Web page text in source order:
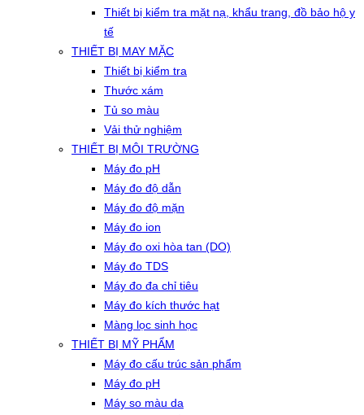
Thiết bị kiểm tra mặt nạ, khẩu trang, đồ bảo hộ y
tế
THIẾT BỊ MAY MẶC
Thiết bị kiểm tra
Thước xám
Tủ so màu
Vải thử nghiệm
THIẾT BỊ MÔI TRƯỜNG
Máy đo pH
Máy đo độ dẫn
Máy đo độ mặn
Máy đo ion
Máy đo oxi hòa tan (DO)
Máy đo TDS
Máy đo đa chỉ tiêu
Máy đo kích thước hạt
Màng lọc sinh học
THIẾT BỊ MỸ PHẨM
Máy đo cấu trúc sản phẩm
Máy đo pH
Máy so màu da